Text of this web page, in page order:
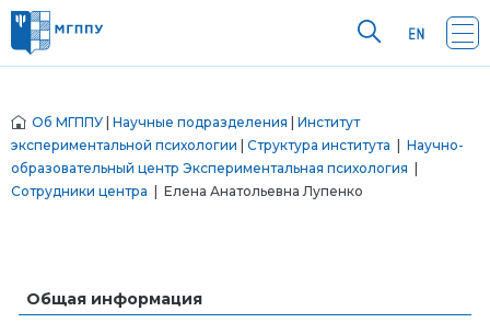
Об МГППУ Научные подразделения
Институт
экспериментальной психологии
Структура института
Научно-
образовательный центр Экспериментальная психология
Сотрудники центра | Елена Анатольевна Лупенко
Общая информация